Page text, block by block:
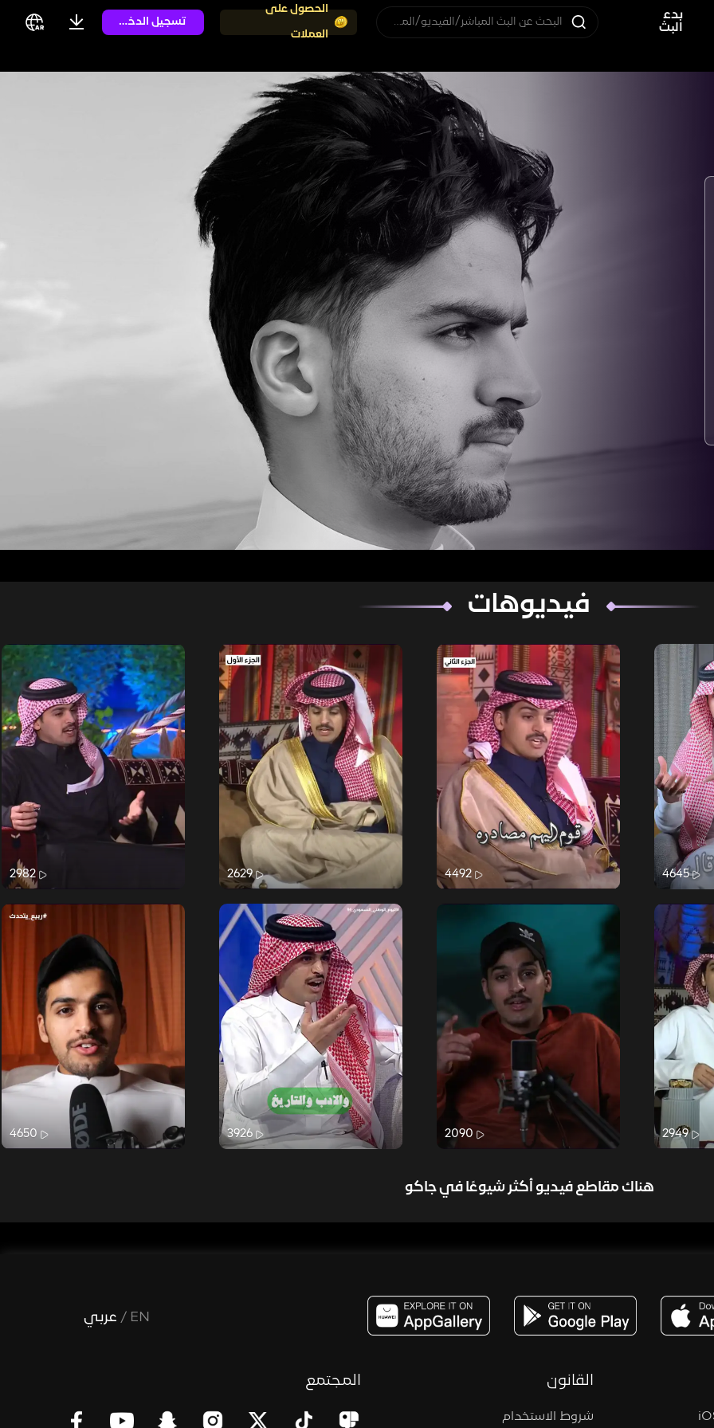
بدء
البث
البحث عن البث المباشر/الفيديو/المستخدم
الحصول على
العملات
تسجيل الدخول
فيديوهات
4645
4492
2629
2982
2949
2090
3926
4650
هناك مقاطع فيديو أكثر شيوعًا في جاكو
EN
/ عربي
القانون
شروط الاستخدام
المجتمع